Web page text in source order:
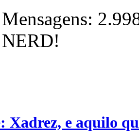
Mensagens:
NERD!
Xadrez, e aquilo